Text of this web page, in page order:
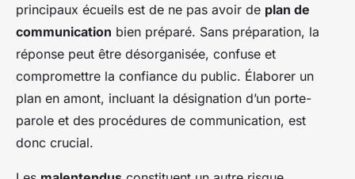
principaux écueils est de ne pas avoir de plan de
communication bien préparé. Sans préparation, la
réponse peut être désorganisée, confuse et
compromettre la confiance du public. Élaborer un
plan en amont, incluant la désignation d’un porte-
parole et des procédures de communication, est
donc crucial.